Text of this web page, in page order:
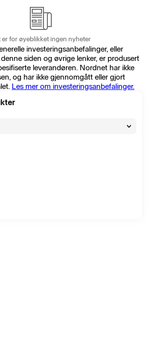
er for øyeblikket ingen nyheter
investeringsanbefalinger, eller
siden og øvrige lenker, er produsert
leverandøren. Nordnet har ikke
og har ikke gjennomgått eller gjort
Les mer om investeringsanbefalinger.